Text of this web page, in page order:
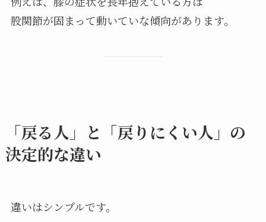
股関節が固まって動いていな傾向があります。
「戻る人」と「戻りにくい人」の
決定的な違い
違いはシンプルです。